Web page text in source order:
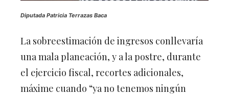
Diputada Patricia Terrazas Baca
La sobreestimación de ingresos conllevaría
una mala planeación, y a la postre, durante
el ejercicio fiscal, recortes adicionales,
máxime cuando “ya no tenemos ningún